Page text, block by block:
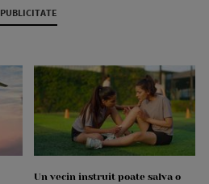
PUBLICITATE
Un vecin instruit poate salva o